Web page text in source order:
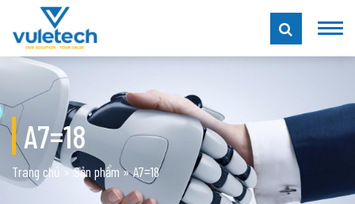
A7=18
Trang chủ »Sản phẩm»A7=18